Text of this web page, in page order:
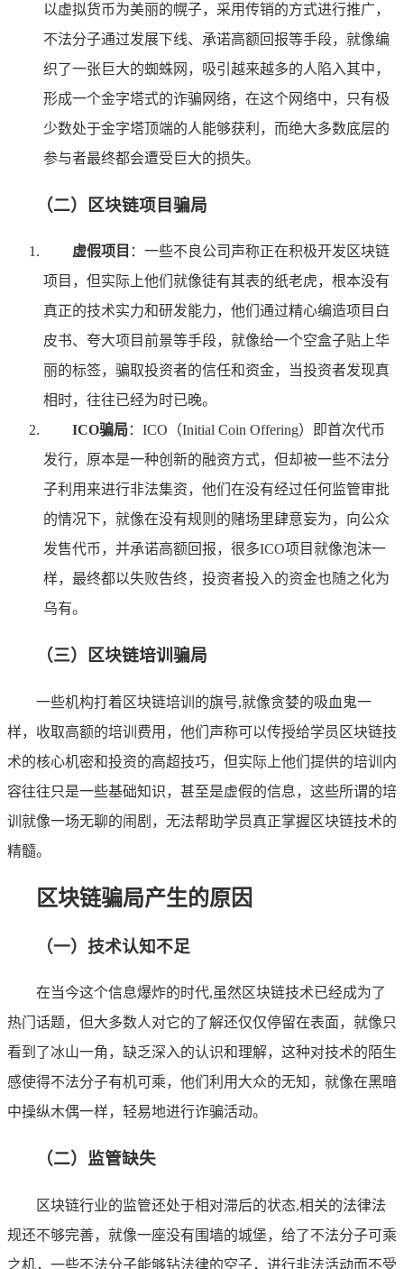
以虚拟货币为美丽的幌子，采用传销的方式进行推广，
不法分子通过发展下线、承诺高额回报等手段，就像编
织了一张巨大的蜘蛛网，吸引越来越多的人陷入其中，
形成一个金字塔式的诈骗网络，在这个网络中，只有极
少数处于金字塔顶端的人能够获利，而绝大多数底层的
参与者最终都会遭受巨大的损失。
（二）区块链项目骗局
虚假项目 ：一些不良公司声称正在积极开发区块链
项目，但实际上他们就像徒有其表的纸老虎，根本没有
真正的技术实力和研发能力，他们通过精心编造项目白
皮书、夸大项目前景等手段，就像给一个空盒子贴上华
丽的标签，骗取投资者的信任和资金，当投资者发现真
相时，往往已经为时已晚。
ICO骗局：ICO（Initial Coin Offering）即首次代币
发行，原本是一种创新的融资方式，但却被一些不法分
子利用来进行非法集资，他们在没有经过任何监管审批
的情况下，就像在没有规则的赌场里肆意妄为，向公众
发售代币，并承诺高额回报，很多ICO项目就像泡沫一
样，最终都以失败告终，投资者投入的资金也随之化为
乌有。
（三）区块链培训骗局
一些机构打着区块链培训的旗号,就像贪婪的吸血鬼一
样，收取高额的培训费用，他们声称可以传授给学员区块链技
术的核心机密和投资的高超技巧，但实际上他们提供的培训内
容往往只是一些基础知识，甚至是虚假的信息，这些所谓的培
训就像一场无聊的闹剧，无法帮助学员真正掌握区块链技术的
精髓。
区块链骗局产生的原因
（一）技术认知不足
在当今这个信息爆炸的时代,虽然区块链技术已经成为了
热门话题，但大多数人对它的了解还仅仅停留在表面，就像只
看到了冰山一角，缺乏深入的认识和理解，这种对技术的陌生
感使得不法分子有机可乘，他们利用大众的无知，就像在黑暗
中操纵木偶一样，轻易地进行诈骗活动。
（二）监管缺失
区块链行业的监管还处于相对滞后的状态,相关的法律法
规还不够完善，就像一座没有围墙的城堡，给了不法分子可乘
之机，一些不法分子能够钻法律的空子，进行非法活动而不受